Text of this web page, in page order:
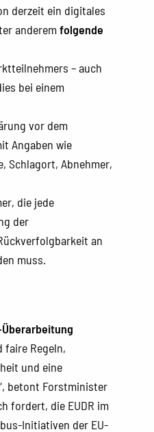
derzeit ein digitales
anderemfolgende
– auch
bei einem
vor dem
Angaben wie
Schlagort, Abnehmer,
die jede
der
an
muss.
faire Regeln,
und eine
betont Forstminister
fordert, die EUDR im
Initiativen der EU-